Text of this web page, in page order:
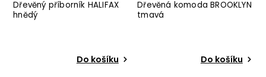
Dřevěný příborník HALIFAX
hnědý
Do košíku
Dřevěná komoda BROOKLYN
tmavá
Do košíku